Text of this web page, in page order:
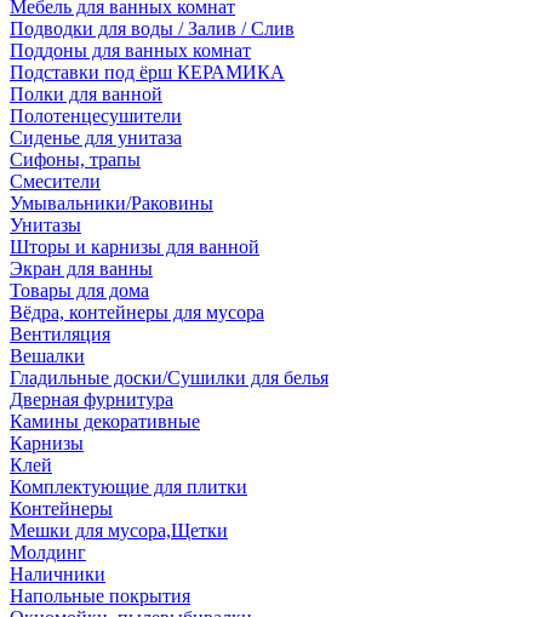
Мебель для ванных комнат
Подводки для воды / Залив / Слив
Поддоны для ванных комнат
Подставки под ёрш КЕРАМИКА
Полки для ванной
Полотенцесушители
Сиденье для унитаза
Сифоны, трапы
Смесители
Умывальники/Раковины
Унитазы
Шторы и карнизы для ванной
Экран для ванны
Товары для дома
Вёдра, контейнеры для мусора
Вентиляция
Вешалки
Гладильные доски/Сушилки для белья
Дверная фурнитура
Камины декоративные
Карнизы
Клей
Комплектующие для плитки
Контейнеры
Мешки для мусора,Щетки
Молдинг
Наличники
Напольные покрытия